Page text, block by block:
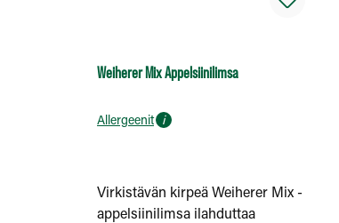
Weiherer Mix Appelsiinilimsa
Allergeenit i
Virkistävän kirpeä Weiherer Mix -
appelsiinilimsa ilahduttaa